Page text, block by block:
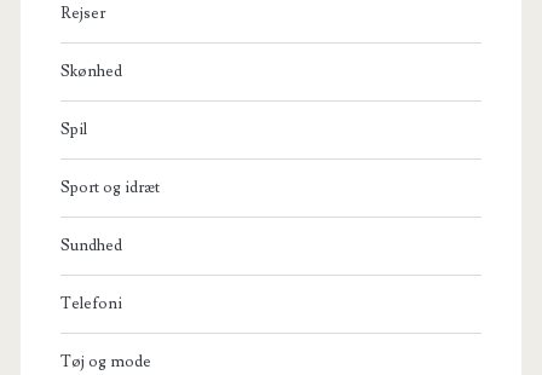
Rejser
Skønhed
Spil
Sport og idræt
Sundhed
Telefoni
Tøj og mode